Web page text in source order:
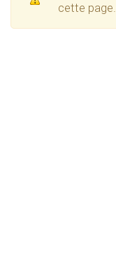
cette page.